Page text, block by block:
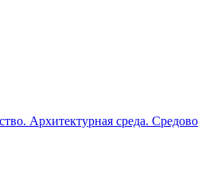
Архитектурная среда.